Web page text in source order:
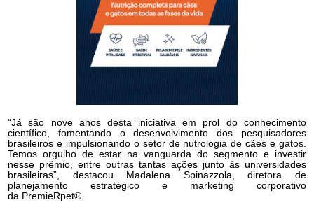
“Já são nove anos desta iniciativa em prol do conhecimento
científico, fomentando o desenvolvimento dos pesquisadores
brasileiros e impulsionando o setor de nutrologia de cães e gatos.
Temos orgulho de estar na vanguarda do segmento e investir
nesse prêmio, entre outras tantas ações junto às universidades
brasileiras”, destacou Madalena Spinazzola, diretora de
planejamento estratégico e marketing corporativo
da PremieRpet®.